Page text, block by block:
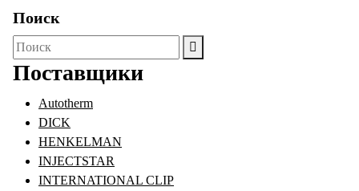
Поиск
Поиск
для:
Поставщики
Autotherm
DICK
HENKELMAN
INJECTSTAR
INTERNATIONAL CLIP